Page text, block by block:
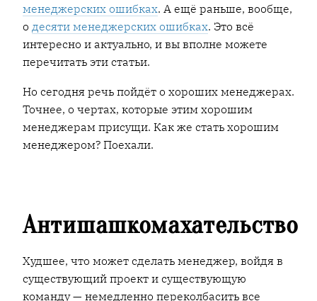
менеджерских ошибках. А ещё раньше, вообще,
о десяти менеджерских ошибках. Это всё
интересно и актуально, и вы вполне можете
перечитать эти статьи.
Но сегодня речь пойдёт о хороших менеджерах.
Точнее, о чертах, которые этим хорошим
менеджерам присущи. Как же стать хорошим
менеджером? Поехали.
Антишашкомахательство
Худшее, что может сделать менеджер, войдя в
существующий проект и существующую
команду — немедленно переколбасить все